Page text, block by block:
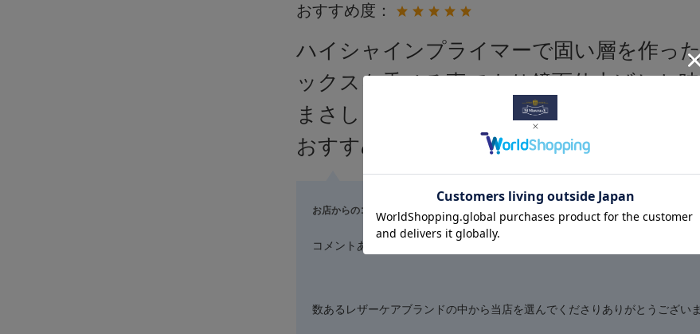
おすすめ度：
ハイシャインプライマーで固い層を作っ
ックスを乗せる事でより鏡面仕上げした
まさしく靴を綺麗に仕上げるを体現して
おすすめです！
お店からのコメント
コメントありがとうございます。
数あるレザーケアブランドの中から当店を選んでくださりありがとうございま